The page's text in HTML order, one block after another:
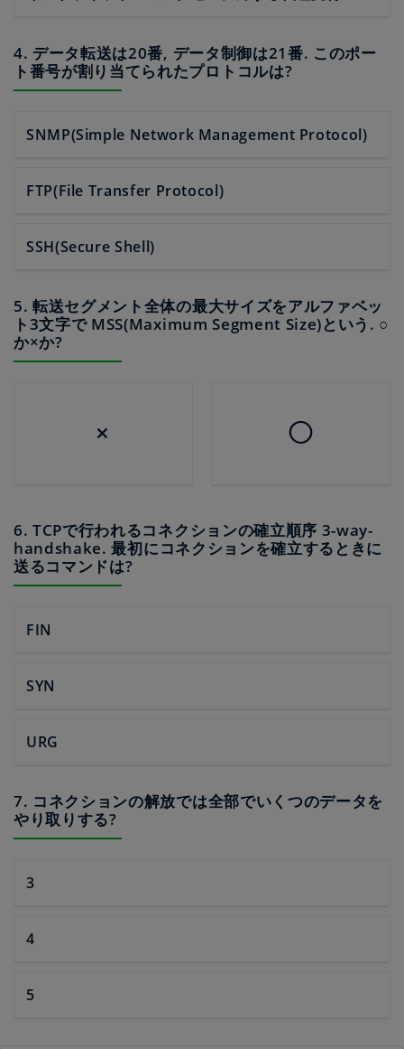
4. データ転送は20番, データ制御は21番. このポー
ト番号が割り当てられたプロトコルは?
SNMP(Simple Network Management Protocol)
FTP(File Transfer Protocol)
SSH(Secure Shell)
5. 転送セグメント全体の最大サイズをアルファベッ
ト3文字で MSS(Maximum Segment Size)という. ○
か×か?
× ◯
6. TCPで行われるコネクションの確立順序 3-way-
handshake. 最初にコネクションを確立するときに
送るコマンドは?
FIN
SYN
URG
7. コネクションの解放では全部でいくつのデータを
やり取りする?
3
4
5